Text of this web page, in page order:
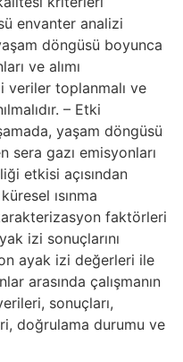
envanter analizi
döngüsü boyunca
ve alımı
veriler toplanmalı ve
– Etki
yaşam döngüsü
sera gazı emisyonları
etkisi açısından
ısınma
faktörleri
izi sonuçlarını
ayak izi değerleri ile
arasında çalışmanın
sonuçları,
doğrulama durumu ve